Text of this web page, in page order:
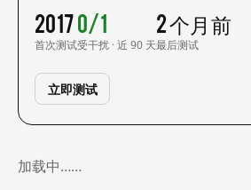
2017
首次测试
0/1
受干扰 · 近 90 天
2 个月前
最后测试
立即测试
加载中……